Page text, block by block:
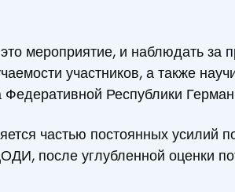
мероприятие, и наблюдать за
участников, а также
Республики
частью постоянных усилий
после углубленной оценки